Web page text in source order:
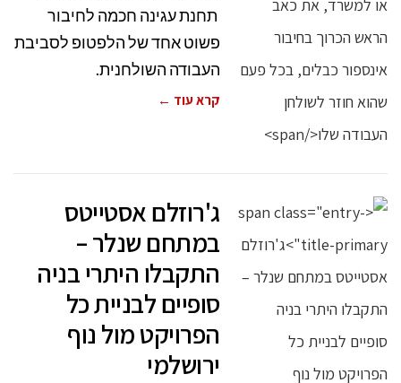
תחנת עגינה חכמה לחיבור
פשוט אחד של הלפטופ לסביבת
העבודה השולחנית.
קרא עוד ←
ג'רוזלם אסטייטס
במתחם שנלר –
התקבלו היתרי בניה
סופיים לבניית כל
הפרויקט מול נוף
ירושלמי